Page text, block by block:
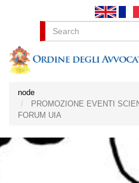
node
PROMOZIONE EVENTI
FORUM UIA